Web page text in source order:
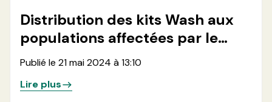
Distribution des kits Wash aux
populations affectées par le
conflits dans le site de Nzulo 2
Kivu, RDC
Publié le 21 mai 2024 à 13:10
Lire plus